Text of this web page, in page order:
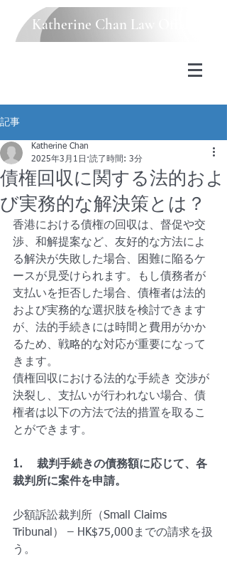
Katherine Chan Law Office
記事
債権回収に関する法的およ
び実務的な解決策とは？
Katherine Chan
2025年3月1日 読了時間: 3分
香港における債権の回収は、督促や交
渉、和解提案など、友好的な方法によ
る解決が失敗した場合、困難に陥るケ
ースが見受けられます。もし債務者が
支払いを拒否した場合、債権者は法的
および実務的な選択肢を検討できます
が、法的手続きには時間と費用がかか
るため、戦略的な対応が重要になって
きます。
債権回収における法的な手続き 交渉が
決裂し、支払いが行われない場合、債
権者は以下の方法で法的措置を取るこ
とができます。
1.    裁判手続きの債務額に応じて、各
裁判所に案件を申請。
少額訴訟裁判所（Small Claims
Tribunal） – HK$75,000までの請求を扱
う。